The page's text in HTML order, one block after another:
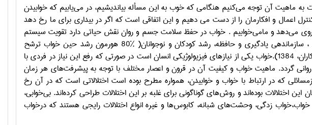
ماهیت آن توجه می‌کنیم هنگامی که خوب به این مسأله بیاندیشیم، در می‌یابیم که خوابیدن
اعمال و افکارمان را از دست می دهیم و این اتفاقی است که اگر در بیداری برای ما رخ دهد
روی می‌دهد و مامی‌خوابیم . خواب در حفظ سلامت جسم و روان نقش حیاتی دارد تقویت سیستم
ایمنی بدن،‌ ترمیم نورون‌ها و حفظ کارآمدی سیستم عصبی ، سازماندهی یادگیری و حافظه، رشد کودکان و نوجوانان( %80 هورمون رشد حین خواب ترشح
می‌شود ) از نقش‌های عمده خواب هستند( اتکینسون و همکاران، 1384).خواب یکی از نیازهای فیزیولوژیکی انسان است در صورتی که رفع این نیاز در فردی با
گردد. ماهیت خواب و کیفیت آن در قرون و اعصار مختلف با توجه به پیشرفت‌های هر زمان
که در ارتباط با خواب و خوابیدن،‌ همواره مطرح بوده است اختلالاتی است که در آن رخ
اختلالات بوده‌اند و روش‌های گوناگونی برای غلبه بر این اختلالات طراحی کرده‌اند. بی‌خوابی،
زدگی، وحشت‌های شبانه، کابوس‌ها و غیره انواع اختلالات رایجی هستند که درخواب